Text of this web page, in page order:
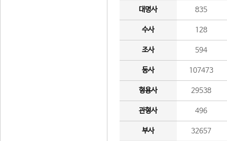
대명사 835
수사 128
조사 594
동사 107473
형용사 29538
관형사 496
부사 32657